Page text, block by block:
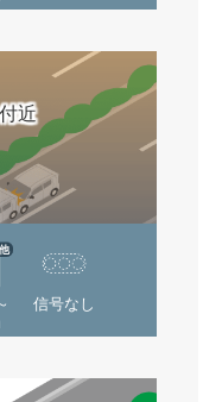
近
他
信号なし